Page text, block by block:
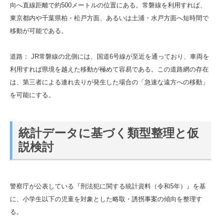
向へ直線距離で約500メートルの位置にある。常磐線を利用すれば、
東京都内や千葉県柏・松戸方面、あるいは土浦・水戸方面へ短時間で
移動が可能である。
道路： JR常磐線の北側には、国道6号線が至近を通っており、車両を
利用すれば県境を越えた移動が極めて容易である。この道路網の存在
は、第三者による連れ去りが発生した場合の「急速な遠方への移動」
を可能にする。
統計データに基づく類型整理と仮
説検討
警察庁が公表している『刑法犯に関する統計資料（令和5年）』を基
に、小学生以下の児童を対象とした略取・誘拐事案の傾向を整理す
る。